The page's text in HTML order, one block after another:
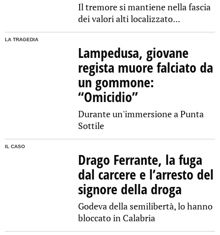
Il tremore si mantiene nella fascia
dei valori alti localizzato...
LA TRAGEDIA
Lampedusa, giovane
regista muore falciato da
un gommone:
“Omicidio”
Durante un'immersione a Punta
Sottile
IL CASO
Drago Ferrante, la fuga
dal carcere e l’arresto del
signore della droga
Godeva della semilibertà, lo hanno
bloccato in Calabria